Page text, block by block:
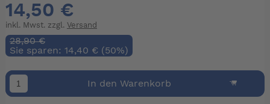
14,50 €
inkl. Mwst. zzgl. Versand
28,90 €
Sie sparen: 14,40 € (50%)
In den Warenkorb